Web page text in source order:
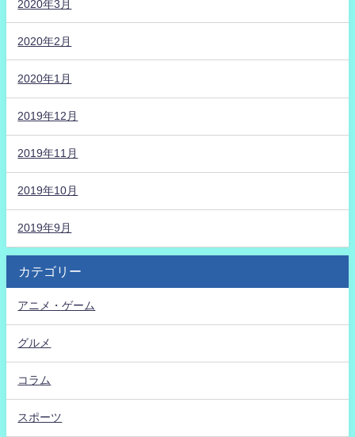
2020年3月
2020年2月
2020年1月
2019年12月
2019年11月
2019年10月
2019年9月
カテゴリー
アニメ・ゲーム
グルメ
コラム
スポーツ